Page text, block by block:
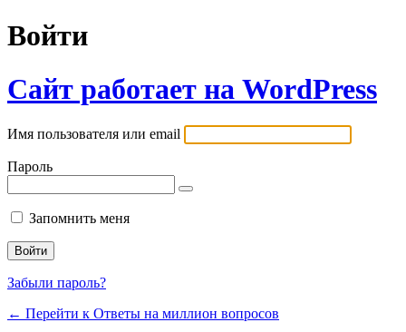
Войти
Сайт работает на WordPress
Имя пользователя или email
Пароль
Запомнить меня
Забыли пароль?
← Перейти к Ответы на миллион вопросов